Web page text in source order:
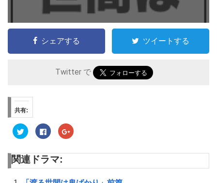
シェアする ツイートする
Twitter で
共有:
ク
リ
し
て
T
w
F
a
b
o
k
ク
リ
し
o
関連ドラマ: